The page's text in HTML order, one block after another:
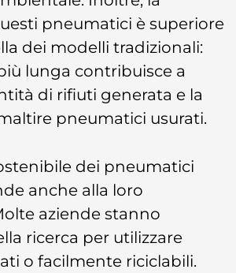
pneumatici è superiore
dei modelli tradizionali:
lunga contribuisce a
di rifiuti generata e la
pneumatici usurati.
dei pneumatici
anche alla loro
aziende stanno
ricerca per utilizzare
o facilmente riciclabili.